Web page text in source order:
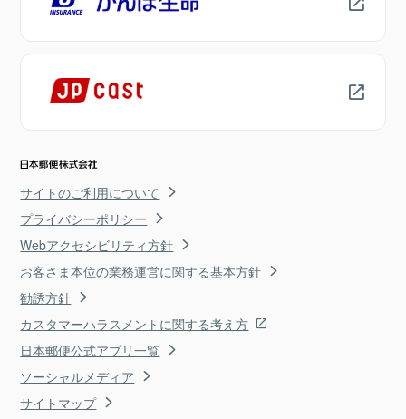
サイトのご利用について
プライバシーポリシー
Webアクセシビリティ方針
お客さま本位の業務運営に関する基本方針
勧誘方針
カスタマーハラスメントに関する考え方
日本郵便公式アプリ一覧
ソーシャルメディア
サイトマップ